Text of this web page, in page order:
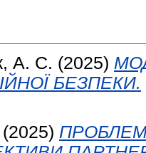
А. С. (2025)
БЕЗПЕКИ.
(2025)